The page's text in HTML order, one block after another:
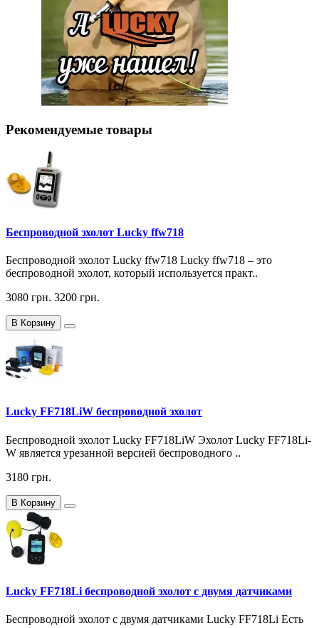
Рекомендуемые товары
Беспроводной эхолот Lucky ffw718
Беспроводной эхолот Lucky ffw718 Lucky ffw718 – это
беспроводной эхолот, который используется практ..
3080 грн. 3200 грн.
В Корзину
Lucky FF718LiW беспроводной эхолот
Беспроводной эхолот Lucky FF718LiW Эхолот Lucky FF718Li-
W является урезанной версией беспроводного ..
3180 грн.
В Корзину
Lucky FF718Li беспроводной эхолот c двумя датчиками
Беспроводной эхолот с двумя датчиками Lucky FF718Li Есть